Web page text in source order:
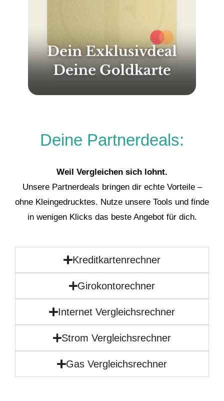
Deine Partnerdeals:
Weil Vergleichen sich lohnt.
Unsere Partnerdeals bringen dir echte Vorteile –
ohne Kleingedrucktes. Nutze unsere Tools und finde
in wenigen Klicks das beste Angebot für dich.
Kreditkartenrechner
Girokontorechner
Internet Vergleichsrechner
Strom Vergleichsrechner
Gas Vergleichsrechner